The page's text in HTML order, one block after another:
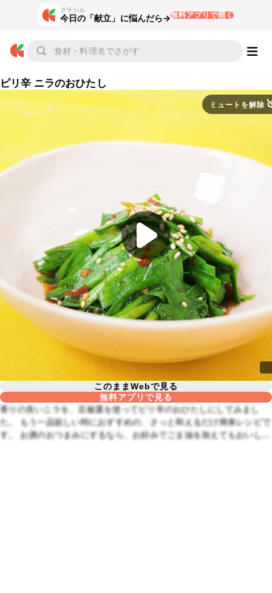
クラシル
今日の「献立」に悩んだら→無料アプリで開く
ピリ辛 ニラのおひたし
ミュートを解除
このままWebで見る
無料アプリで見る
香りの良いニラを、豆板醤を使ってピリ辛のおひたしにしてみまし
た。 もう一品欲しい時におすすめの、さっと和えるだけ簡単レシピで
す。 お酒のおつまみにするなら、お好みでごま油を加えてもおいしい